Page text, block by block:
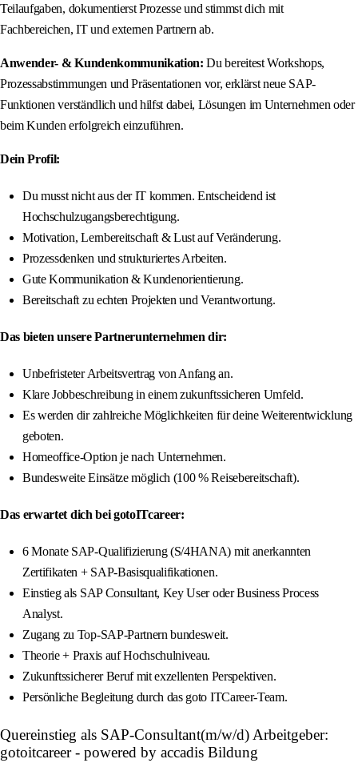
Teilaufgaben, dokumentierst Prozesse und stimmst dich mit
Fachbereichen, IT und externen Partnern ab.
Anwender- & Kundenkommunikation: Du bereitest Workshops,
Prozessabstimmungen und Präsentationen vor, erklärst neue SAP-
Funktionen verständlich und hilfst dabei, Lösungen im Unternehmen oder
beim Kunden erfolgreich einzuführen.
Dein Profil:
Du musst nicht aus der IT kommen. Entscheidend ist
Hochschulzugangsberechtigung.
Motivation, Lernbereitschaft & Lust auf Veränderung.
Prozessdenken und strukturiertes Arbeiten.
Gute Kommunikation & Kundenorientierung.
Bereitschaft zu echten Projekten und Verantwortung.
Das bieten unsere Partnerunternehmen dir:
Unbefristeter Arbeitsvertrag von Anfang an.
Klare Jobbeschreibung in einem zukunftssicheren Umfeld.
Es werden dir zahlreiche Möglichkeiten für deine Weiterentwicklung
geboten.
Homeoffice-Option je nach Unternehmen.
Bundesweite Einsätze möglich (100 % Reisebereitschaft).
Das erwartet dich bei gotoITcareer:
6 Monate SAP-Qualifizierung (S/4HANA) mit anerkannten
Zertifikaten + SAP-Basisqualifikationen.
Einstieg als SAP Consultant, Key User oder Business Process
Analyst.
Zugang zu Top-SAP-Partnern bundesweit.
Theorie + Praxis auf Hochschulniveau.
Zukunftssicherer Beruf mit exzellenten Perspektiven.
Persönliche Begleitung durch das goto ITCareer-Team.
Quereinstieg als SAP-Consultant(m/w/d) Arbeitgeber:
gotoitcareer - powered by accadis Bildung